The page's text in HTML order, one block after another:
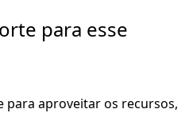
para esse
para aproveitar os recursos,